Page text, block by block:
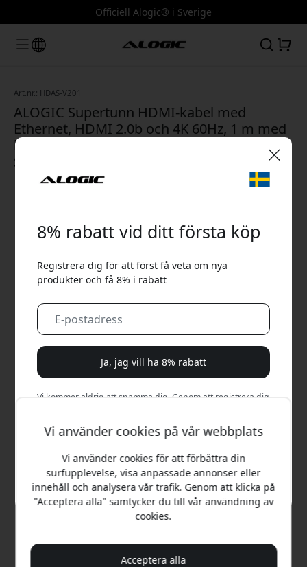
Officiell Alogic® i Sverige
Art.nr.: HDAS-V201
ALOGIC Supertunn HDMI-kabel med
Ethernet, HDMI 2.0b och 4K 60Hz, 1 m med
lågprofilkontakter för TV och bildskärm -
Svart
Rekommenderat pris
199 SEK
Vi använder cookies på vår webbplats
Vi använder cookies för att förbättra din
surfupplevelse, visa anpassade annonser eller
innehåll och analysera vår trafik. Genom att klicka på
"Acceptera alla" samtycker du till vår användning av
cookies.
Acceptera alla
8% rabatt vid ditt första köp
Registrera dig för att först få veta om nya
produkter och få 8% i rabatt
Ja, jag vill ha 8% rabatt
Vi kommer aldrig att spamma dig. Genom att registrera dig
utbildningsserier och specialerbjudanden.
Nej, jag betalar hellre fullt pris.
🎉 Din rabattkod: